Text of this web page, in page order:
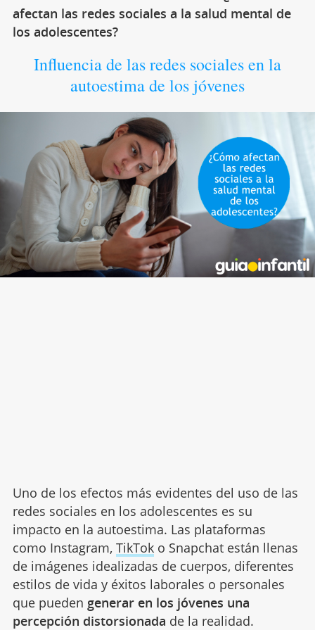
afectan las redes sociales a la salud mental de
los adolescentes?
Influencia de las redes sociales en la
autoestima de los jóvenes
Uno de los efectos más evidentes del uso de las
redes sociales en los adolescentes es su
impacto en la autoestima. Las plataformas
como Instagram, TikToko Snapchat están llenas
de imágenes idealizadas de cuerpos, diferentes
estilos de vida y éxitos laborales o personales
que pueden generar en los jóvenes una
percepción distorsionada de la realidad.